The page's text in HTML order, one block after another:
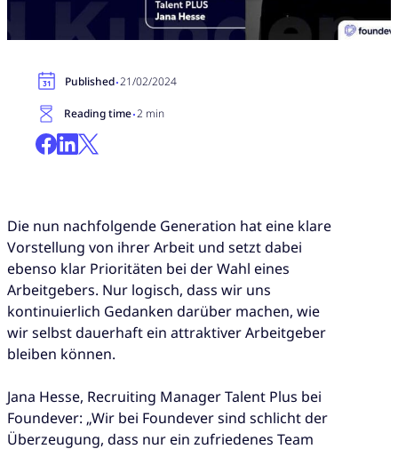
Published·21/02/2024
Reading time·2 min
Die nun nachfolgende Generation hat eine klare
Vorstellung von ihrer Arbeit und setzt dabei
ebenso klar Prioritäten bei der Wahl eines
Arbeitgebers. Nur logisch, dass wir uns
kontinuierlich Gedanken darüber machen, wie
wir selbst dauerhaft ein attraktiver Arbeitgeber
bleiben können.
Jana Hesse, Recruiting Manager Talent Plus bei
Foundever: „Wir bei Foundever sind schlicht der
Überzeugung, dass nur ein zufriedenes Team